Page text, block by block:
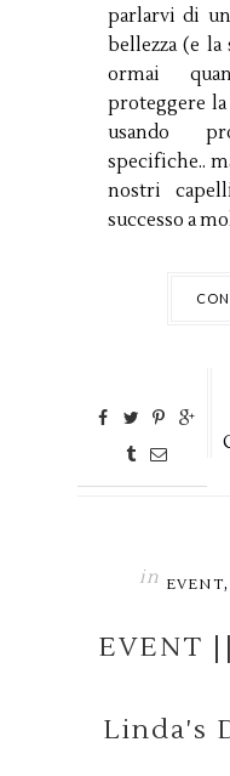
parlarvi di
bellezza (e
ormai
proteggere
usando
specifiche..
nostri
successo a
in EVENT,
EVENT
Linda's